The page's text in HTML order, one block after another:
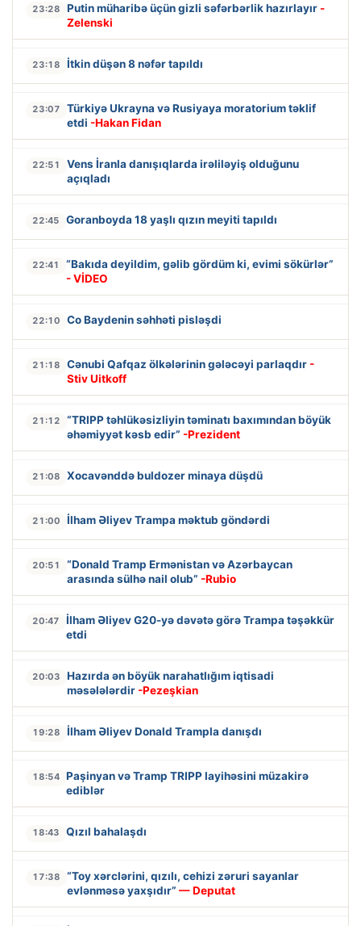
23:28 Putin müharibə üçün gizli səfərbərlik hazırlayır -
Zelenski
23:18 İtkin düşən 8 nəfər tapıldı
23:07
Türkiyə Ukrayna və Rusiyaya moratorium təklif
etdi -Hakan Fidan
22:51
Vens İranla danışıqlarda irəliləyiş olduğunu
açıqladı
22:45 Goranboyda 18 yaşlı qızın meyiti tapıldı
22:41
“Bakıda deyildim, gəlib gördüm ki, evimi sökürlər”
- VİDEO
22:10 Co Baydenin səhhəti pisləşdi
21:18 Cənubi Qafqaz ölkələrinin gələcəyi parlaqdır -
Stiv Uitkoff
21:12
“TRIPP təhlükəsizliyin təminatı baxımından böyük
əhəmiyyət kəsb edir” -Prezident
21:08 Xocavənddə buldozer minaya düşdü
21:00 İlham Əliyev Trampa məktub göndərdi
20:51
“Donald Tramp Ermənistan və Azərbaycan
arasında sülhə nail olub” -Rubio
20:47
İlham Əliyev G20-yə dəvətə görə Trampa təşəkkür
etdi
20:03
Hazırda ən böyük narahatlığım iqtisadi
məsələlərdir -Pezeşkian
19:28 İlham Əliyev Donald Trampla danışdı
18:54 Paşinyan və Tramp TRIPP layihəsini müzakirə
ediblər
18:43 Qızıl bahalaşdı
17:38
“Toy xərclərini, qızılı, cehizi zəruri sayanlar
evlənməsə yaxşıdır” — Deputat